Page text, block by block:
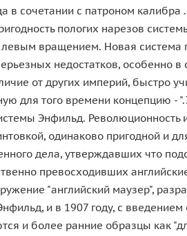
в сочетании с патроном
пологих нарезов
вращением. Новая система
недостатков,
от других империй, быстро
для того времени концепцию -
Энфильд.
одинаково пригодной и
дела, утверждавших что
превосходивших
"английский маузер",
и в 1907 году, с
и более ранние образцы как